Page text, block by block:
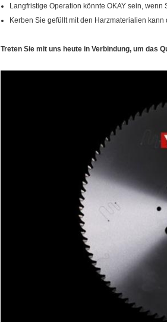
Langfristige Operation könnte OKAY sein, wenn
Kerben Sie gefüllt mit den Harzmaterialien
Treten Sie mit uns heute in Verbindung, um das